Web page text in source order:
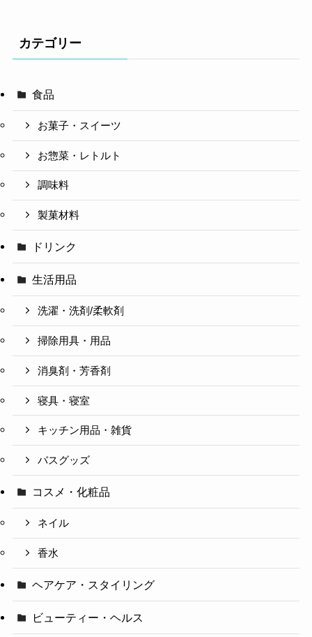
カテゴリー
食品
お菓子・スイーツ
お惣菜・レトルト
調味料
製菓材料
ドリンク
生活用品
洗濯・洗剤/柔軟剤
掃除用具・用品
消臭剤・芳香剤
寝具・寝室
キッチン用品・雑貨
バスグッズ
コスメ・化粧品
ネイル
香水
ヘアケア・スタイリング
ビューティー・ヘルス